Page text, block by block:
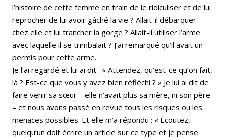
l’histoire de cette femme en train de le ridiculiser et de lui
reprocher de lui avoir gâché la vie ? Allait-il débarquer
chez elle et lui trancher la gorge ? Allait-il utiliser l’arme
avec laquelle il se trimbalait ? J’ai remarqué qu’il avait un
permis pour cette arme.
Je l’ai regardé et lui ai dit : « Attendez, qu’est-ce qu’on fait,
là ? Est-ce que vous y avez bien réfléchi ? » Je lui ai dit de
faire venir sa sœur – elle n’avait plus sa mère, ni son père
– et nous avons passé en revue tous les risques ou les
menaces possibles. Et elle m’a répondu : « Écoutez,
quelqu’un doit écrire un article sur ce type et je pense